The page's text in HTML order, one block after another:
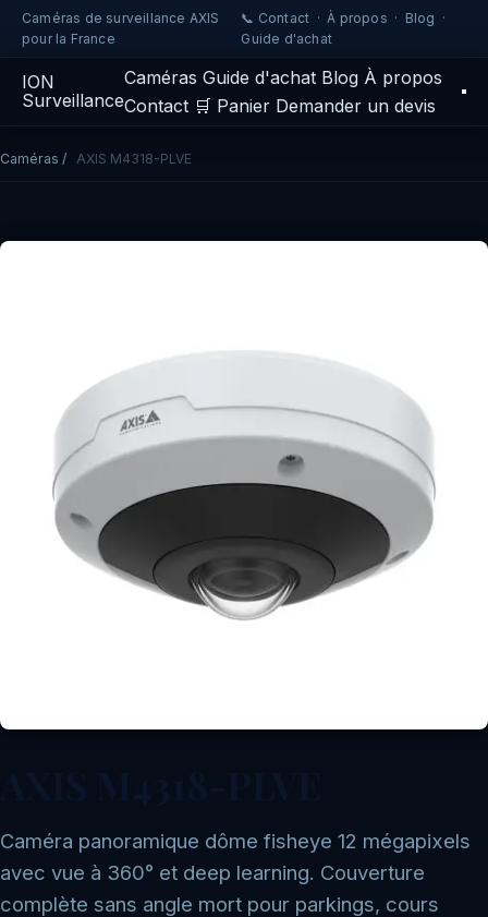
Caméras de surveillance AXIS
pour la France
📞 Contact ·À propos · Blog ·
Guide d'achat
ION
Surveillance
Caméras Guide d'achat Blog À propos
Contact 🛒 Panier Demander un devis
Caméras / AXIS M4318-PLVE
Caméra panoramique dôme fisheye 12 mégapixels
avec vue à 360° et deep learning. Couverture
complète sans angle mort pour parkings, cours